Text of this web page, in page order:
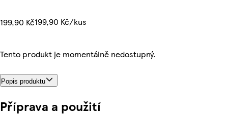
199,90 Kč199,90 Kč/kus
Tento produkt je momentálně nedostupný.
Popis produktu
Příprava a použití